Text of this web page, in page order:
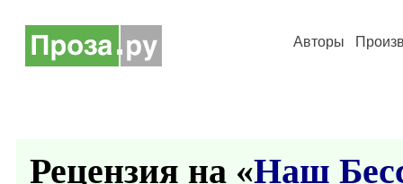
Авторы
Рецензия на «Наш